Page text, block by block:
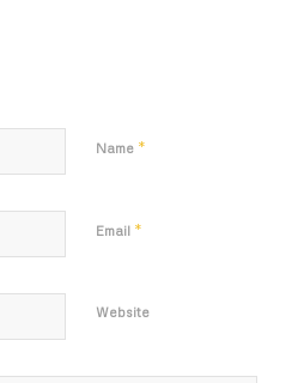
Name *
Email *
Website